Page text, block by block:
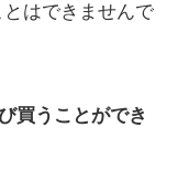
はできませんで
買うことができ